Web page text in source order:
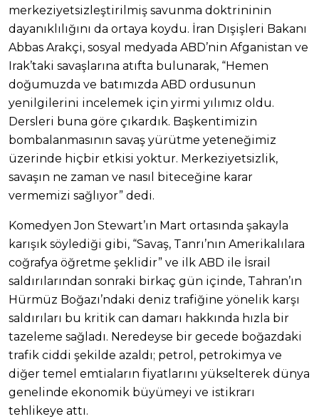
merkeziyetsizleştirilmiş savunma doktrininin
dayanıklılığını da ortaya koydu. İran Dışişleri Bakanı
Abbas Arakçi, sosyal medyada ABD’nin Afganistan ve
Irak’taki savaşlarına atıfta bulunarak, “Hemen
doğumuzda ve batımızda ABD ordusunun
yenilgilerini incelemek için yirmi yılımız oldu.
Dersleri buna göre çıkardık. Başkentimizin
bombalanmasının savaş yürütme yeteneğimiz
üzerinde hiçbir etkisi yoktur. Merkeziyetsizlik,
savaşın ne zaman ve nasıl biteceğine karar
vermemizi sağlıyor” dedi.
Komedyen Jon Stewart’ın Mart ortasında şakayla
karışık söylediği gibi, “Savaş, Tanrı’nın Amerikalılara
coğrafya öğretme şeklidir” ve ilk ABD ile İsrail
saldırılarından sonraki birkaç gün içinde, Tahran’ın
Hürmüz Boğazı’ndaki deniz trafiğine yönelik karşı
saldırıları bu kritik can damarı hakkında hızla bir
tazeleme sağladı. Neredeyse bir gecede boğazdaki
trafik ciddi şekilde azaldı; petrol, petrokimya ve
diğer temel emtiaların fiyatlarını yükselterek dünya
genelinde ekonomik büyümeyi ve istikrarı
tehlikeye attı.